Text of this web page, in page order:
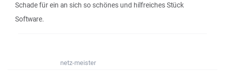
Schade für ein an sich so schönes und hilfreiches Stück
Software.
netz-meister